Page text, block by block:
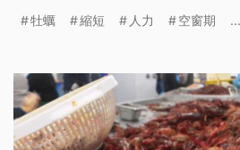
重人力空窗期。
牡蠣 縮短 人力 空窗期 ...